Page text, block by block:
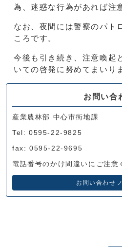
為、迷惑な行為があれば注
なお、夜間には警察のパト
ころです。
今後も引き続き、注意喚起
いての啓発に努めてまいり
お問い合
産業農林部 中心市街地課
Tel: 0595-22-9825
fax: 0595-22-9695
電話番号のかけ間違いにご注意
お問い合わせ